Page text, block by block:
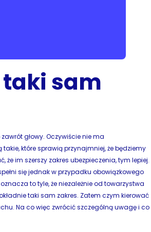
taki sam
głowy. Oczywiście nie ma
które sprawią przynajmniej, że będziemy
im szerszy zakres ubezpieczenia, tym lepiej.
się jednak w przypadku obowiązkowego
to tyle, że niezależnie od towarzystwa
taki sam zakres. Zatem czym kierować
Na co więc zwrócić szczególną uwagę i co